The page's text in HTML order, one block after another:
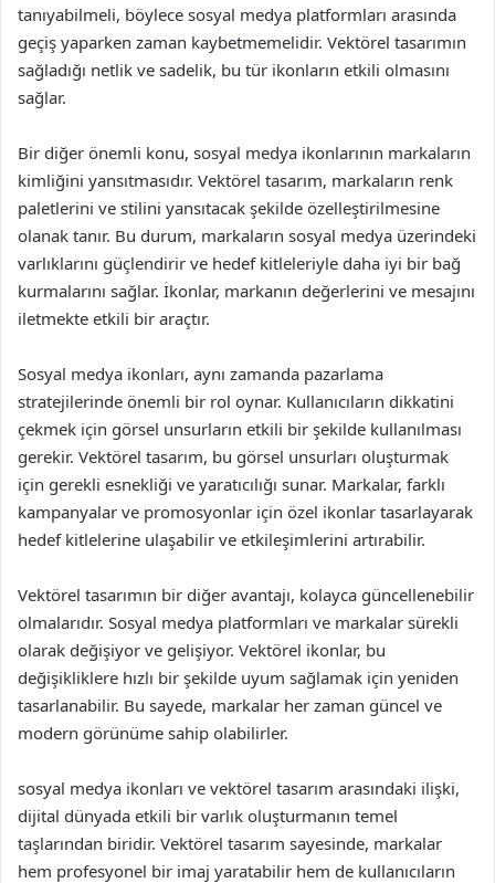
tanıyabilmeli, böylece sosyal medya platformları arasında
geçiş yaparken zaman kaybetmemelidir. Vektörel tasarımın
sağladığı netlik ve sadelik, bu tür ikonların etkili olmasını
sağlar.
Bir diğer önemli konu, sosyal medya ikonlarının markaların
kimliğini yansıtmasıdır. Vektörel tasarım, markaların renk
paletlerini ve stilini yansıtacak şekilde özelleştirilmesine
olanak tanır. Bu durum, markaların sosyal medya üzerindeki
varlıklarını güçlendirir ve hedef kitleleriyle daha iyi bir bağ
kurmalarını sağlar. İkonlar, markanın değerlerini ve mesajını
iletmekte etkili bir araçtır.
Sosyal medya ikonları, aynı zamanda pazarlama
stratejilerinde önemli bir rol oynar. Kullanıcıların dikkatini
çekmek için görsel unsurların etkili bir şekilde kullanılması
gerekir. Vektörel tasarım, bu görsel unsurları oluşturmak
için gerekli esnekliği ve yaratıcılığı sunar. Markalar, farklı
kampanyalar ve promosyonlar için özel ikonlar tasarlayarak
hedef kitlelerine ulaşabilir ve etkileşimlerini artırabilir.
Vektörel tasarımın bir diğer avantajı, kolayca güncellenebilir
olmalarıdır. Sosyal medya platformları ve markalar sürekli
olarak değişiyor ve gelişiyor. Vektörel ikonlar, bu
değişikliklere hızlı bir şekilde uyum sağlamak için yeniden
tasarlanabilir. Bu sayede, markalar her zaman güncel ve
modern görünüme sahip olabilirler.
sosyal medya ikonları ve vektörel tasarım arasındaki ilişki,
dijital dünyada etkili bir varlık oluşturmanın temel
taşlarından biridir. Vektörel tasarım sayesinde, markalar
hem profesyonel bir imaj yaratabilir hem de kullanıcıların